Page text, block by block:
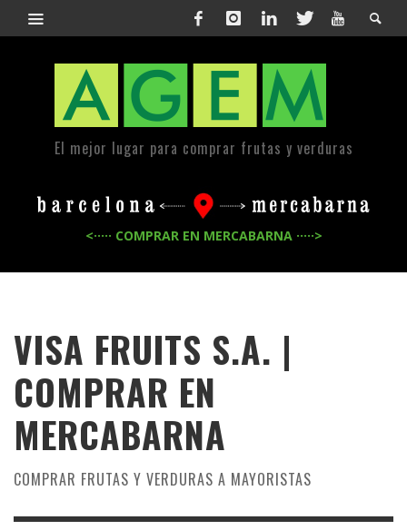
El mejor lugar para comprar frutas y verduras
<····· COMPRAR EN MERCABARNA ·····>
VISA FRUITS S.A. |
COMPRAR EN
MERCABARNA
COMPRAR FRUTAS Y VERDURAS A MAYORISTAS